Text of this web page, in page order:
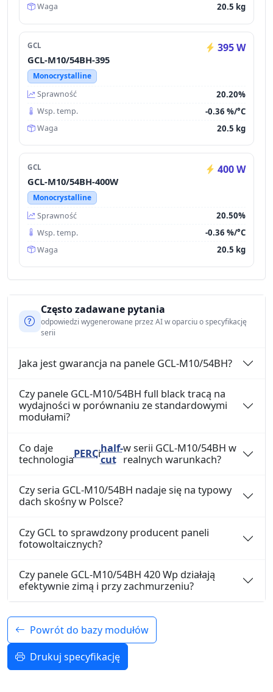
Waga 20.5 kg
GCL 395 W
GCL-M10/54BH-395
Monocrystalline
Sprawność
20.20%
Wsp. temp. -0.36 %/°C
Waga 20.5 kg
GCL 400 W
GCL-M10/54BH-400W
Monocrystalline
Sprawność
20.50%
Wsp. temp. -0.36 %/°C
Waga 20.5 kg
Często zadawane pytania
odpowiedzi wygenerowane przez AI w oparciu o specyfikację
serii
Jaka jest gwarancja na panele GCL-M10/54BH?
Czy panele GCL-M10/54BH full black tracą na
wydajności w porównaniu ze standardowymi
modułami?
Co daje
technologiaPERCihalf-
cut
w serii GCL-M10/54BH w
realnych warunkach?
Czy seria GCL-M10/54BH nadaje się na typowy
dach skośny w Polsce?
Czy GCL to sprawdzony producent paneli
fotowoltaicznych?
Czy panele GCL-M10/54BH 420 Wp działają
efektywnie zimą i przy zachmurzeniu?
Powrót do bazy modułów
Drukuj specyfikację